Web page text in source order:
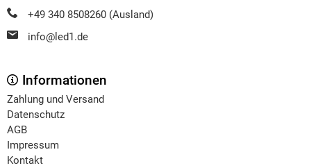
+49 340 8508260 (Ausland)
info@led1.de
Informationen
Zahlung und Versand
Datenschutz
AGB
Impressum
Kontakt